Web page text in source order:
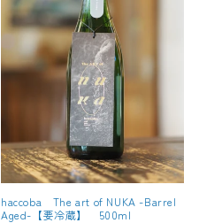
haccoba The art of NUKA -Barrel
Aged-【要冷蔵】 500ml